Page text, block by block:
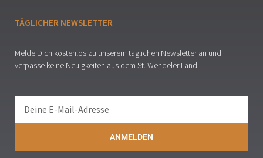
TÄGLICHER NEWSLETTER
Melde Dich kostenlos zu unserem täglichen Newsletter an und
verpasse keine Neuigkeiten aus dem St. Wendeler Land.
ANMELDEN